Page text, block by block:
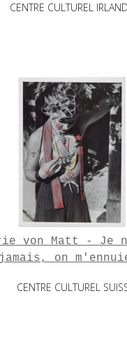
CENTRE CULTUREL
von Matt - Je
jamais, on
CENTRE CULTUREL